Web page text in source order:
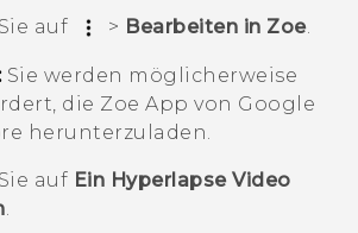
auf > Bearbeiten in Zoe.
Sie werden möglicherweise
die Zoe App von Google
herunterzuladen.
auf Ein Hyperlapse Video
.